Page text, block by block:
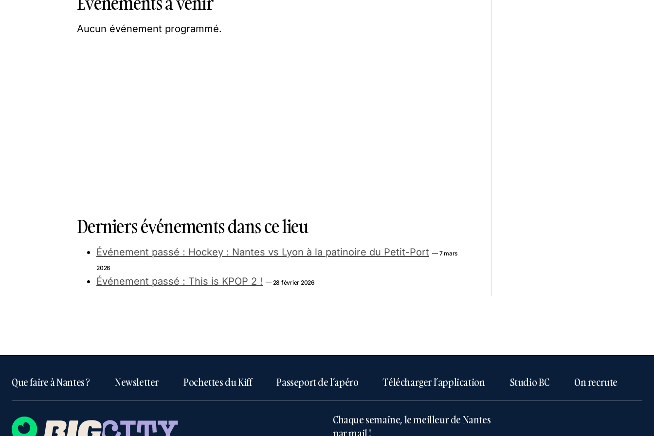
Aucun événement programmé.
Derniers événements dans ce lieu
Événement passé : Hockey : Nantes vs Lyon à la patinoire du Petit-Port — 7 mars
2026
Événement passé : This is KPOP 2 ! — 28 février 2026
Que faire à Nantes ? Newsletter Pochettes du Kiff Passeport de l’apéro Télécharger l’application Studio BC On recrute
Chaque semaine, le meilleur de Nantes
par mail !